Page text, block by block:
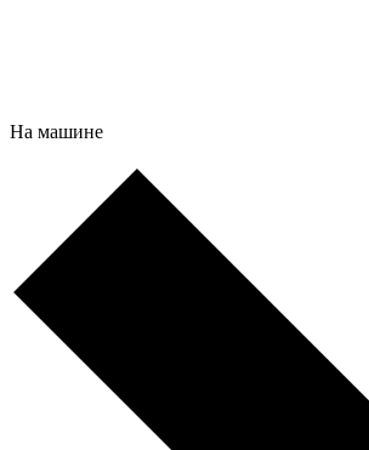
На машине